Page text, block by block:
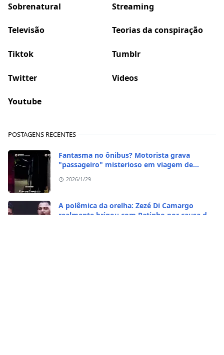
Sobrenatural Streaming
Televisão Teorias da conspiração
Tiktok Tumblr
Twitter Videos
Youtube
POSTAGENS RECENTES
Fantasma no ônibus? Motorista grava
"passageiro" misterioso em viagem de
2026/1/29
A polêmica da orelha: Zezé Di Camargo
realmente brigou com Ratinho por causa do